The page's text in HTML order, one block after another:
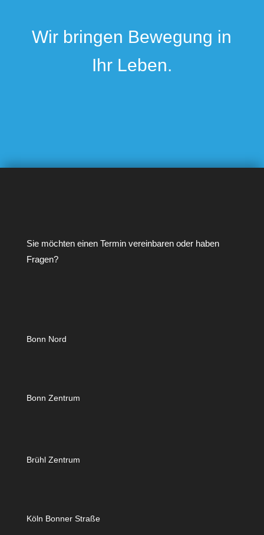
Wir bringen Bewegung in
Ihr Leben.
Sie möchten einen Termin vereinbaren oder haben
Fragen?
Bonn Nord
Bonn Zentrum
Brühl Zentrum
Köln Bonner Straße